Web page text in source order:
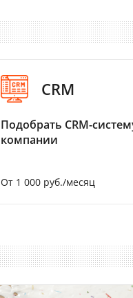
CRM
Подобрать CRM-
компании
От 1 000 руб./месяц